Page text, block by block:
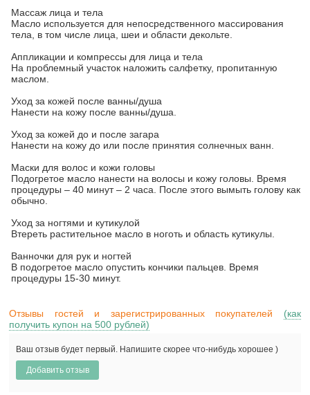
Массаж лица и тела
Масло используется для непосредственного массирования
тела, в том числе лица, шеи и области декольте.
Аппликации и компрессы для лица и тела
На проблемный участок наложить салфетку, пропитанную
маслом.
Уход за кожей после ванны/душа
Нанести на кожу после ванны/душа.
Уход за кожей до и после загара
Нанести на кожу до или после принятия солнечных ванн.
Маски для волос и кожи головы
Подогретое масло нанести на волосы и кожу головы. Время
процедуры – 40 минут – 2 часа. После этого вымыть голову как
обычно.
Уход за ногтями и кутикулой
Втереть растительное масло в ноготь и область кутикулы.
Ванночки для рук и ногтей
В подогретое масло опустить кончики пальцев. Время
процедуры 15-30 минут.
Отзывы гостей и зарегистрированных покупателей (как
получить купон на 500 рублей)
Ваш отзыв будет первый. Напишите скорее что-нибудь хорошее )